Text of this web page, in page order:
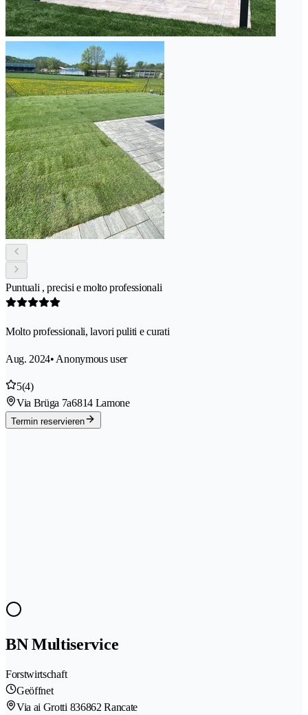
Puntuali , precisi e molto professionali
Molto professionali, lavori puliti e curati
Aug. 2024• Anonymous user
5(4)
Via Brüga 7a6814 Lamone
Termin reservieren
BN Multiservice
Forstwirtschaft
Geöffnet
Via ai Grotti 836862 Rancate